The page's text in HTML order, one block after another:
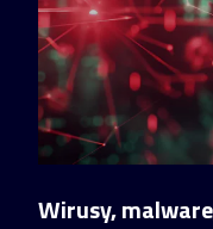
Wirusy,